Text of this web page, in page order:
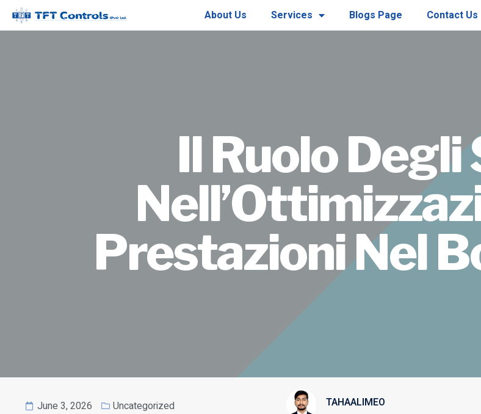
About Us Services Blogs Page Contact Us
Il Ruolo
Prestazioni Nel
June 3, 2026 Uncategorized TAHAALIMEO